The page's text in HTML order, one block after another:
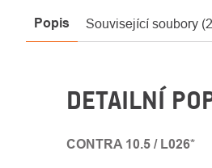
Popis Související soubory
DETAILNÍ
CONTRA 10.5 / L026*